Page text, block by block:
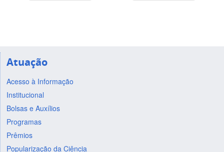
Atuação
Acesso à Informação
Institucional
Bolsas e Auxílios
Programas
Prêmios
Popularização da Ciência